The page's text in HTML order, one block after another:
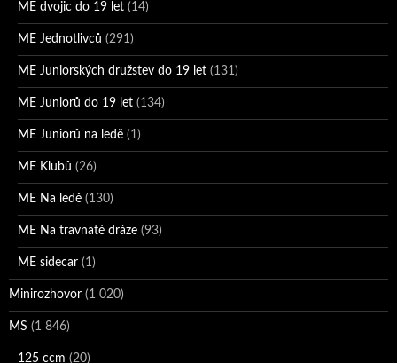
ME dvojic do 19 let (14)
ME Jednotlivců (291)
ME Juniorských družstev do 19 let (131)
ME Juniorů do 19 let (134)
ME Juniorů na ledě (1)
ME Klubů (26)
ME Na ledě (130)
ME Na travnaté dráze (93)
ME sidecar (1)
Minirozhovor (1 020)
MS (1 846)
125 ccm (20)